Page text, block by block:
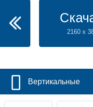
2160 x
Вертикальные